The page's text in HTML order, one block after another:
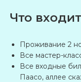
Что
Проживание 2
Все мастер-
Все входные
Паасо, аллее
Ваше имя
E-mail